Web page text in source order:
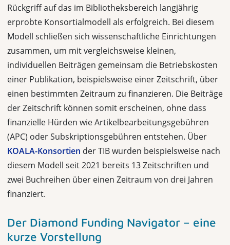
Rückgriff auf das im Bibliotheksbereich langjährig
erprobte Konsortialmodell als erfolgreich. Bei diesem
Modell schließen sich wissenschaftliche Einrichtungen
zusammen, um mit vergleichsweise kleinen,
individuellen Beiträgen gemeinsam die Betriebskosten
einer Publikation, beispielsweise einer Zeitschrift, über
einen bestimmten Zeitraum zu finanzieren. Die Beiträge
der Zeitschrift können somit erscheinen, ohne dass
finanzielle Hürden wie Artikelbearbeitungsgebühren
(APC) oder Subskriptionsgebühren entstehen. Über
KOALA-Konsortien der TIB wurden beispielsweise nach
diesem Modell seit 2021 bereits 13 Zeitschriften und
zwei Buchreihen über einen Zeitraum von drei Jahren
finanziert.
Der Diamond Funding Navigator – eine
kurze Vorstellung